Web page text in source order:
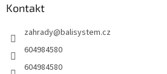
Kontakt
zahrady@balisystem.cz
604984580
604984580